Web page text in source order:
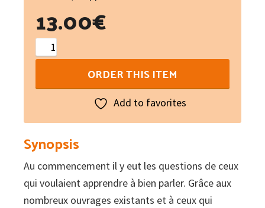
13.00€
Parlar
plan
ORDER THIS ITEM
Add to favorites
Synopsis
Au commencement il y eut les questions de ceux
qui voulaient apprendre à bien parler. Grâce aux
nombreux ouvrages existants et à ceux qui